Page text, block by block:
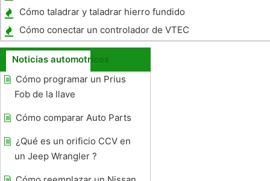
Cómo taladrar y taladrar hierro fundido
Cómo conectar un controlador de VTEC
Noticias automotrices
Cómo programar un Prius
Fob de la llave
Cómo comparar Auto Parts
¿Qué es un orificio CCV en
un Jeep Wrangler ?